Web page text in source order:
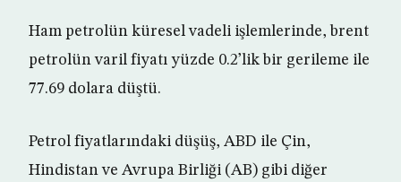
Ham petrolün küresel vadeli işlemlerinde, brent
petrolün varil fiyatı yüzde 0.2’lik bir gerileme ile
77.69 dolara düştü.
Petrol fiyatlarındaki düşüş, ABD ile Çin,
Hindistan ve Avrupa Birliği (AB) gibi diğer